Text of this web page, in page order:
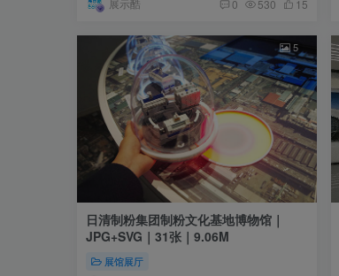
展示酷 0 530 15
5
日清制粉集团制粉文化基地博物馆｜
JPG+SVG｜31张｜9.06M
展馆展厅